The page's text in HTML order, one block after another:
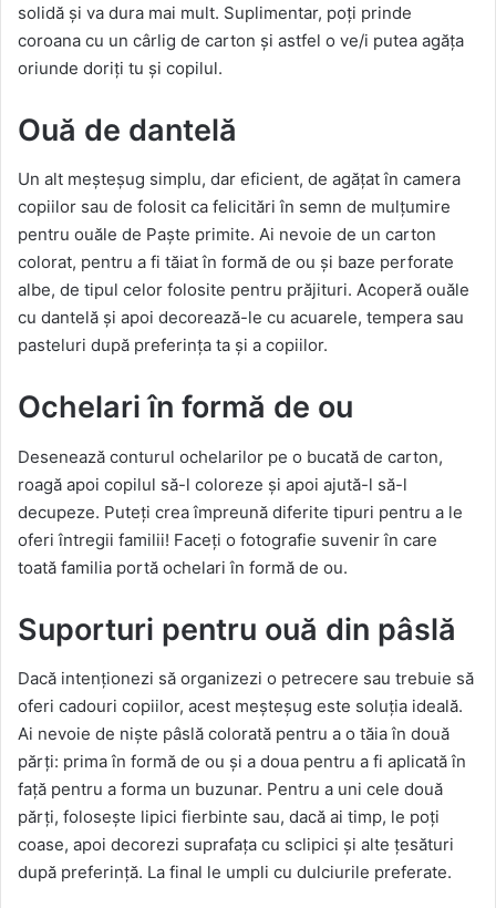
solidă și va dura mai mult. Suplimentar, poți prinde
coroana cu un cârlig de carton și astfel o ve/i putea agăța
oriunde doriți tu și copilul.
Ouă de dantelă
Un alt meșteșug simplu, dar eficient, de agățat în camera
copiilor sau de folosit ca felicitări în semn de mulțumire
pentru ouăle de Paște primite. Ai nevoie de un carton
colorat, pentru a fi tăiat în formă de ou și baze perforate
albe, de tipul celor folosite pentru prăjituri. Acoperă ouăle
cu dantelă și apoi decorează-le cu acuarele, tempera sau
pasteluri după preferința ta și a copiilor.
Ochelari în formă de ou
Desenează conturul ochelarilor pe o bucată de carton,
roagă apoi copilul să-l coloreze și apoi ajută-l să-l
decupeze. Puteți crea împreună diferite tipuri pentru a le
oferi întregii familii! Faceți o fotografie suvenir în care
toată familia portă ochelari în formă de ou.
Suporturi pentru ouă din pâslă
Dacă intenționezi să organizezi o petrecere sau trebuie să
oferi cadouri copiilor, acest meșteșug este soluția ideală.
Ai nevoie de niște pâslă colorată pentru a o tăia în două
părți: prima în formă de ou și a doua pentru a fi aplicată în
față pentru a forma un buzunar. Pentru a uni cele două
părți, folosește lipici fierbinte sau, dacă ai timp, le poți
coase, apoi decorezi suprafața cu sclipici și alte țesături
după preferință. La final le umpli cu dulciurile preferate.